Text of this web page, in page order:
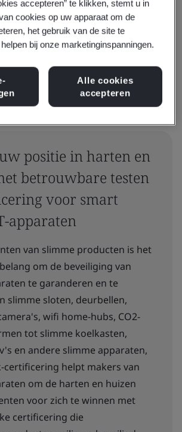
Resetten Zoeken
positie in harten en
betrouwbare testen
voor smart
apparaten
van slimme producten is het
om de beveiliging van
te garanderen en te
slimme sloten, deurbellen,
wifi home-hubs, CO2-
tot slimme koelkasten,
en andere slimme apparaten,
certificering helpt makers van
om de harten en huizen
voor zich te winnen met
certificering die
accepteren” te klikken, stemt u in
cookies op uw apparaat om de
het gebruik van de site te
bij onze marketinginspanningen.
Alle cookies
accepteren